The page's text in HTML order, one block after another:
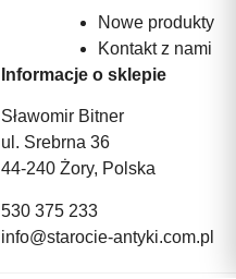
Nowe produkty
Kontakt z nami
Informacje o sklepie
Sławomir Bitner
ul. Srebrna 36
44-240 Żory, Polska
530 375 233
info@starocie-antyki.com.pl